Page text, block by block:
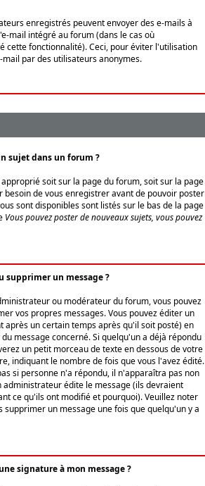
enregistrés peuvent envoyer des e-mails à
mail intégré au forum (dans le cas où
cette fonctionnalité). Ceci, pour éviter l'utilisation
par des utilisateurs anonymes.
sujet dans un forum ?
soit sur la page du forum, soit sur la page
besoin de vous enregistrer avant de pouvoir poster
sont disponibles sont listés sur le bas de la page
Vous pouvez poster de nouveaux sujets, vous pouvez
supprimer un message ?
ou modérateur du forum, vous pouvez
vos propres messages. Vous pouvez éditer un
après un certain temps après qu'il soit posté) en
du message concerné. Si quelqu'un a déjà répondu
un petit morceau de texte en dessous de votre
indiquant le nombre de fois que vous l'avez édité.
si personne n'a répondu, il n'apparaîtra pas non
administrateur édite le message (ils devraient
ce qu'ils ont modifié et pourquoi). Veuillez noter
un message une fois que quelqu'un y a
signature à mon message ?